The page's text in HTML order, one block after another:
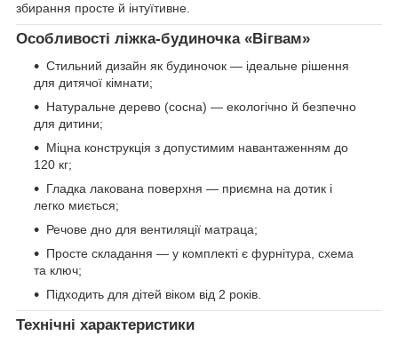
збирання просте й інтуїтивне.
Особливості ліжка-будиночка «Вігвам»
Стильний дизайн як будиночок — ідеальне рішення
для дитячої кімнати;
Натуральне дерево (сосна) — екологічно й безпечно
для дитини;
Міцна конструкція з допустимим навантаженням до
120 кг;
Гладка лакована поверхня — приємна на дотик і
легко миється;
Речове дно для вентиляції матраца;
Просте складання — у комплекті є фурнітура, схема
та ключ;
Підходить для дітей віком від 2 років.
Технічні характеристики